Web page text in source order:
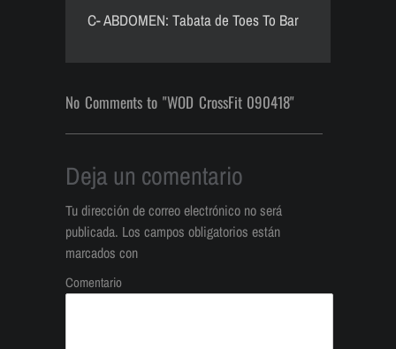
C- ABDOMEN: Tabata de Toes To Bar
No Comments to "WOD CrossFit 090418"
Deja un comentario
Tu dirección de correo electrónico no será
publicada. Los campos obligatorios están
marcados con
Comentario